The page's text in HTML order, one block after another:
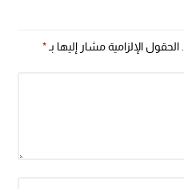
الحقول الإلزامية مشار إليها بـ*